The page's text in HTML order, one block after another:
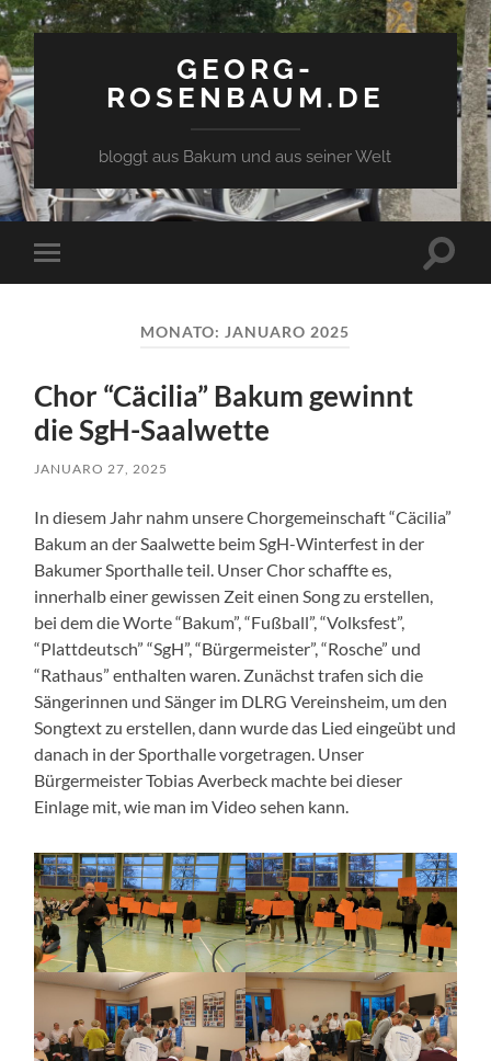
GEORG-
ROSENBAUM.DE
bloggt aus Bakum und aus seiner Welt
Toggle
mobile
Toggle
MONATO: JANUARO 2025
Chor “Cäcilia” Bakum gewinnt
die SgH-Saalwette
JANUARO 27, 2025
In diesem Jahr nahm unsere Chorgemeinschaft “Cäcilia”
Bakum an der Saalwette beim SgH-Winterfest in der
Bakumer Sporthalle teil. Unser Chor schaffte es,
innerhalb einer gewissen Zeit einen Song zu erstellen,
bei dem die Worte “Bakum”, “Fußball”, “Volksfest”,
“Plattdeutsch” “SgH”, “Bürgermeister”, “Rosche” und
“Rathaus” enthalten waren. Zunächst trafen sich die
Sängerinnen und Sänger im DLRG Vereinsheim, um den
Songtext zu erstellen, dann wurde das Lied eingeübt und
danach in der Sporthalle vorgetragen. Unser
Bürgermeister Tobias Averbeck machte bei dieser
Einlage mit, wie man im Video sehen kann.